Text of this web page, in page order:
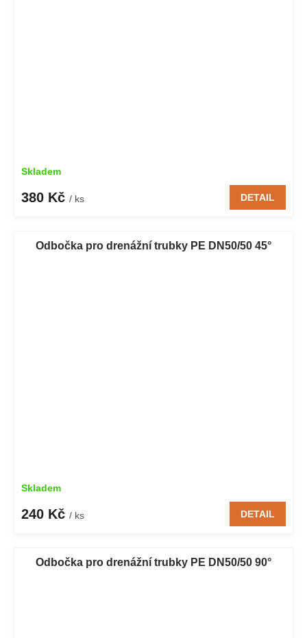
Skladem
380 Kč / ks DETAIL
Odbočka pro drenážní trubky PE DN50/50 45°
Skladem
240 Kč / ks DETAIL
Odbočka pro drenážní trubky PE DN50/50 90°